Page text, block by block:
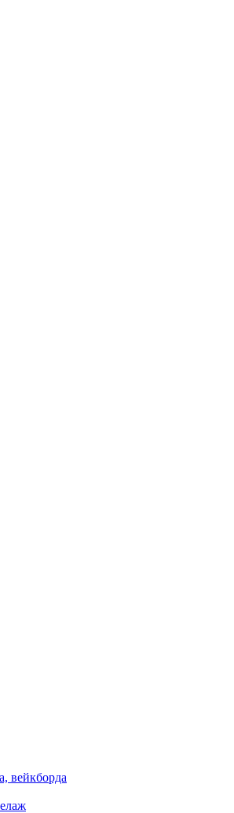
вейкборда